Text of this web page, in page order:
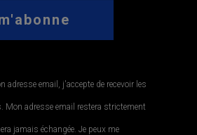
adresse email, j'accepte de recevoir les
Mon adresse email restera strictement
jamais échangée. Je peux me